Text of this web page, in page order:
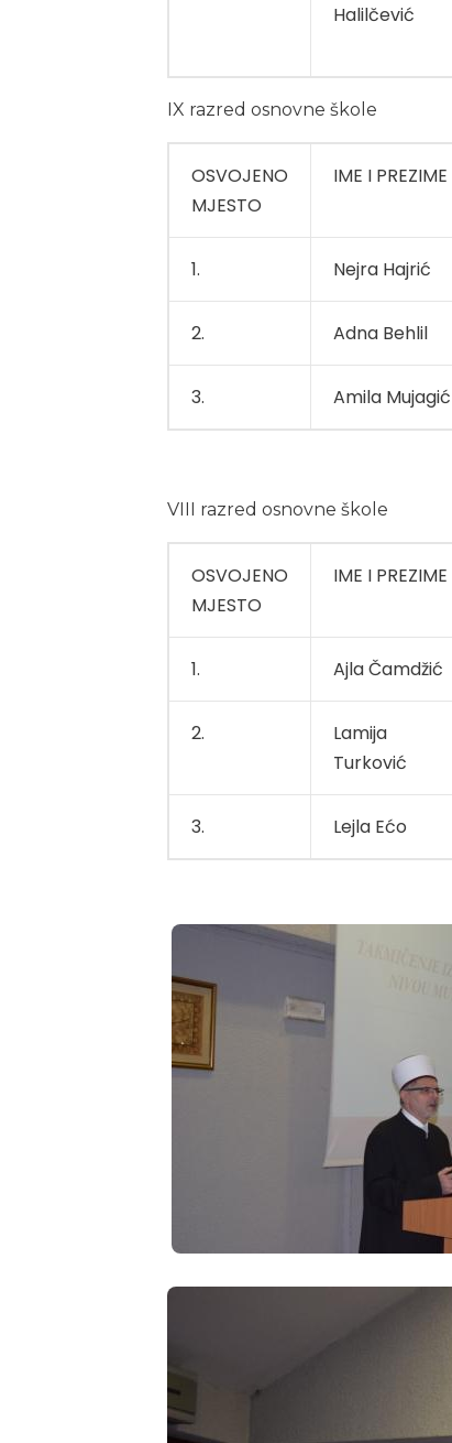
Halilčević
IX razred osnovne škole
OSVOJENO
MJESTO
IME I PREZIME
1. Nejra Hajrić
2. Adna Behlil
3. Amila Mujagić
VIII razred osnovne škole
OSVOJENO
MJESTO
IME I PREZIME
1. Ajla Čamdžić
2.
Lamija
Turković
3. Lejla Ećo